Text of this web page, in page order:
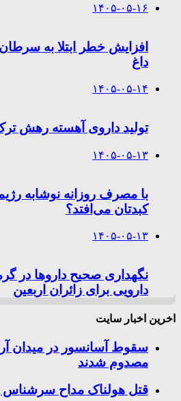
۱۴۰۵-۰۵-۱۶
افزایش خطر ابتلا به
داغ
۱۴۰۵-۰۵-۱۴
تولید داروی آهسته رهش
۱۴۰۵-۰۵-۱۳
با مصرف روزانه نوشابه
کبدتان می‌افتد؟
۱۴۰۵-۰۵-۱۳
نگهداری صحیح داروها در
دارویی برای زائران اربعین
اخرین اخبار سایت
مصدوم شدند
قتل هولناک مداح